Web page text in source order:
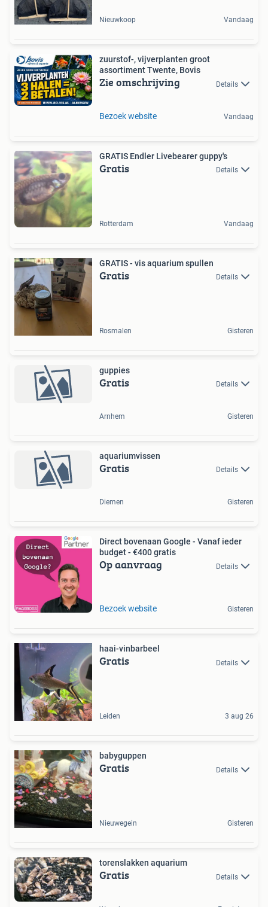
Nieuwkoop Vandaag
zuurstof-, vijverplanten groot
assortiment Twente, Bovis
Zie omschrijving Details
Bezoek website Vandaag
GRATIS Endler Livebearer guppy's
Gratis Details
Rotterdam Vandaag
GRATIS - vis aquarium spullen
Gratis Details
Rosmalen Gisteren
guppies
Gratis Details
Arnhem Gisteren
aquariumvissen
Gratis Details
Diemen Gisteren
Direct bovenaan Google - Vanaf ieder
budget - €400 gratis
Op aanvraag Details
Bezoek website Gisteren
haai-vinbarbeel
Gratis Details
Leiden 3 aug 26
babyguppen
Gratis Details
Nieuwegein Gisteren
torenslakken aquarium
Gratis Details